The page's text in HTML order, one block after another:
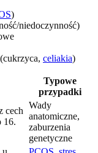
)
niedoczynność)
celiakia)
Typowe
przypadki
cech
16.
Wady
anatomiczne,
zaburzenia
genetyczne